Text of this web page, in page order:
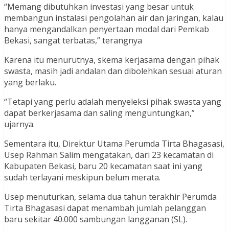
“Memang dibutuhkan investasi yang besar untuk
membangun instalasi pengolahan air dan jaringan, kalau
hanya mengandalkan penyertaan modal dari Pemkab
Bekasi, sangat terbatas,” terangnya
Karena itu menurutnya, skema kerjasama dengan pihak
swasta, masih jadi andalan dan dibolehkan sesuai aturan
yang berlaku.
“Tetapi yang perlu adalah menyeleksi pihak swasta yang
dapat berkerjasama dan saling menguntungkan,”
ujarnya.
Sementara itu, Direktur Utama Perumda Tirta Bhagasasi,
Usep Rahman Salim mengatakan, dari 23 kecamatan di
Kabupaten Bekasi, baru 20 kecamatan saat ini yang
sudah terlayani meskipun belum merata.
Usep menuturkan, selama dua tahun terakhir Perumda
Tirta Bhagasasi dapat menambah jumlah pelanggan
baru sekitar 40.000 sambungan langganan (SL).